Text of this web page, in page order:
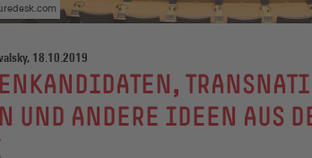
18.10.2019
UND ANDERE IDEEN AUS